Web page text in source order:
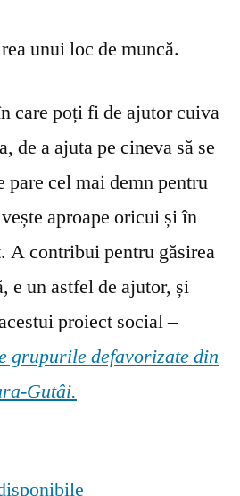
unui loc de muncă.
care poți fi de ajutor cuiva
de a ajuta pe cineva să se
pare cel mai demn pentru
aproape oricui și în
A contribui pentru găsirea
e un astfel de ajutor, și
proiect social –
grupurile defavorizate din
Gutâi.